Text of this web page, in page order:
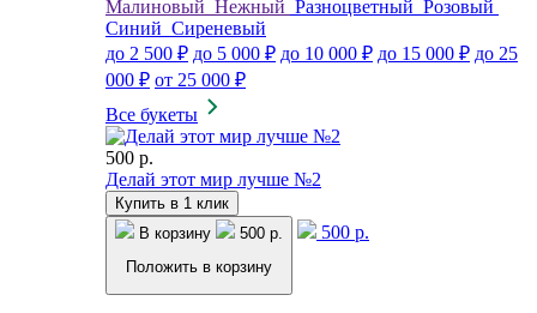
Малиновый Нежный Разноцветный Розовый
Синий Сиреневый
до 2 500 ₽ до 5 000 ₽ до 10 000 ₽ до 15 000 ₽ до 25
000 ₽ от 25 000 ₽
Все букеты
500 р.
Делай этот мир лучше №2
Купить в 1 клик
В корзину
500 р.
Положить в корзину
500 р.